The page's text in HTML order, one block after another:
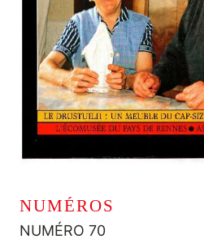
NUMÉROS
NUMÉRO 70